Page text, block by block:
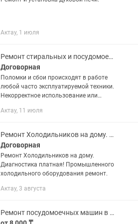
Актау, 1 июля
Ремонт стиральных и посудомоечных машин, пылесосов и другой техники.
Договорная
Поломки и сбои происходят в работе
любой часто эксплуатируемой техники.
Некорректное использование или
– наиболее частые причины выхода из
Актау, 11 июля
Ремонт Холодильников на дому. Промышленного холодильного оборудования.
Договорная
Ремонт Холодильников на дому.
Диагностика платная! Промышленного
холодильного оборудования ремонт.
Актау, 3 августа
Ремонт посудомоечных машин в Актау. Выезд мастера и диагностика